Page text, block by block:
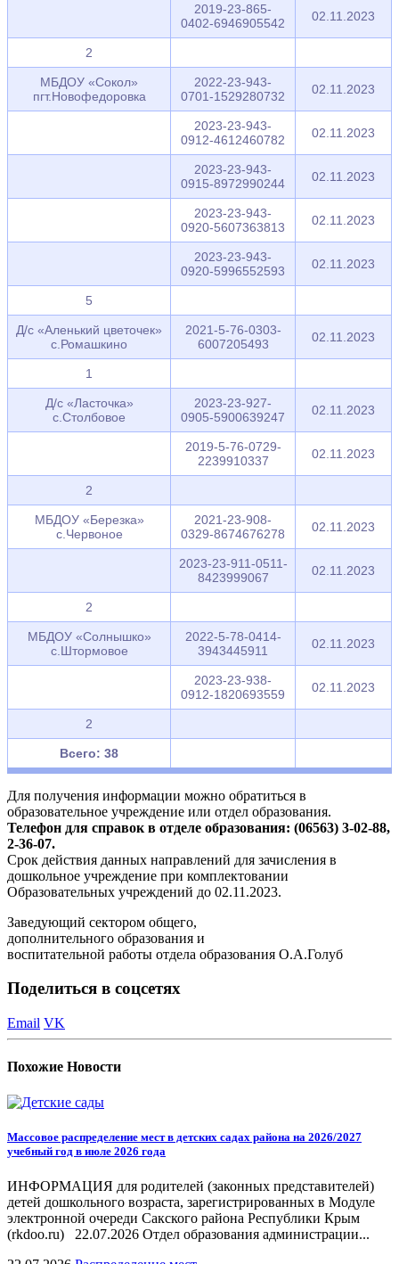
2019-23-865-
0402-6946905542
02.11.2023
2
МБДОУ «Сокол»
пгт.Новофедоровка
2022-23-943-
0701-1529280732
02.11.2023
2023-23-943-
0912-4612460782
02.11.2023
2023-23-943-
0915-8972990244
02.11.2023
2023-23-943-
0920-5607363813
02.11.2023
2023-23-943-
0920-5996552593
02.11.2023
5
Д/с «Аленький цветочек»
с.Ромашкино
2021-5-76-0303-
6007205493
02.11.2023
1
Д/с «Ласточка»
с.Столбовое
2023-23-927-
0905-5900639247
02.11.2023
2019-5-76-0729-
2239910337
02.11.2023
2
МБДОУ «Березка»
с.Червоное
2021-23-908-
0329-8674676278
02.11.2023
2023-23-911-0511-
8423999067
02.11.2023
2
МБДОУ «Солнышко»
с.Штормовое
2022-5-78-0414-
3943445911
02.11.2023
2023-23-938-
0912-1820693559
02.11.2023
2
Всего: 38
Для получения информации можно обратиться в
образовательное учреждение или отдел образования.
Телефон для справок в отделе образования: (06563) 3-02-88,
2-36-07.
Срок действия данных направлений для зачисления в
дошкольное учреждение при комплектовании
Образовательных учреждений до 02.11.2023.
Заведующий сектором общего,
дополнительного образования и
воспитательной работы отдела образования О.А.Голуб
Поделиться в соцсетях
Email VK
Похожие Новости
Массовое распределение мест в детских садах района на 2026/2027
учебный год в июле 2026 года
ИНФОРМАЦИЯ для родителей (законных представителей)
детей дошкольного возраста, зарегистрированных в Модуле
электронной очереди Сакского района Республики Крым
(rkdoo.ru) 22.07.2026 Отдел образования администрации...